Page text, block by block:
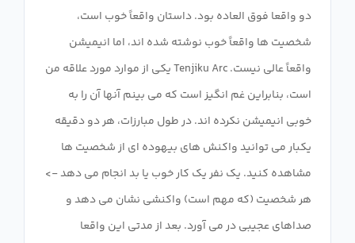
دو واقعا فوق العاده بود. داستان واقعاً خوب است،
شخصیت ها واقعاً خوب نوشته شده اند، اما انیمیشن
واقعاً عالی نیست. Tenjiku Arc یکی از موارد مورد علاقه من
است، بنابراین غم انگیز است که می بینم آنها آن را به
خوبی انیمیشن نکرده اند. در طول مبارزات، هر دو دقیقه
یکبار می توانید واکنش های بیهوده ای از شخصیت ها
مشاهده کنید. یک نفر یک کار خوب یا بد انجام می دهد ->
هر شخصیت (که مهم است) واکنشی نشان می دهد و
صداهای عجیبی در می آورد. بعد از مدتی این واقعا